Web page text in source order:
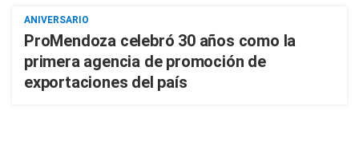
ANIVERSARIO
ProMendoza celebró 30 años como la
primera agencia de promoción de
exportaciones del país